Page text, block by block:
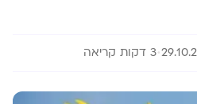
3 דקות קריאה